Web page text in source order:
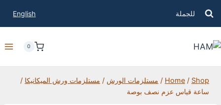
للجملة English
0
Home / Shop
/ مستلزمات الورش / مستلزمات ورش الميكانيكا /
ساعة قياس عزم نصف بوصة